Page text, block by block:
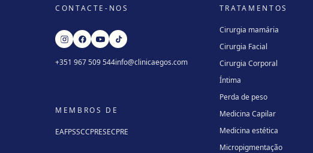
CONTACTE-NOS
+351 967 509 544info@clinicaegos.com
MEMBROS DE
EAFPSSCCPRESECPRE
TRATAMENTOS
Cirurgia mamária
Cirurgia Facial
Cirurgia Corporal
Íntima
Perda de peso
Medicina Capilar
Medicina estética
Micropigmentação